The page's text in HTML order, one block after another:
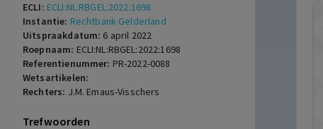
ECLI: ECLI:NL:RBGEL:2022:1698
Instantie: Rechtbank Gelderland
Uitspraakdatum: 6 april 2022
Roepnaam: ECLI:NL:RBGEL:2022:1698
Referentienummer: PR-2022-0088
Wetsartikelen:
Rechters: J.M. Emaus-Visschers
Trefwoorden